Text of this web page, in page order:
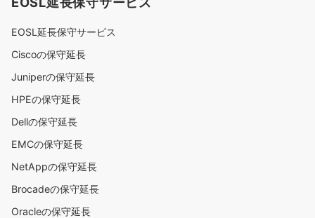
EOSL延長保守サービス
Ciscoの保守延長
Juniperの保守延長
HPEの保守延長
Dellの保守延長
EMCの保守延長
NetAppの保守延長
Brocadeの保守延長
Oracleの保守延長